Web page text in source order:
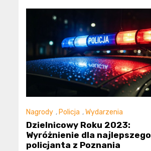
Nagrody , Policja ,Wydarzenia
Dzielnicowy Roku 2023:
Wyróżnienie dla najlepszego
policjanta z Poznania